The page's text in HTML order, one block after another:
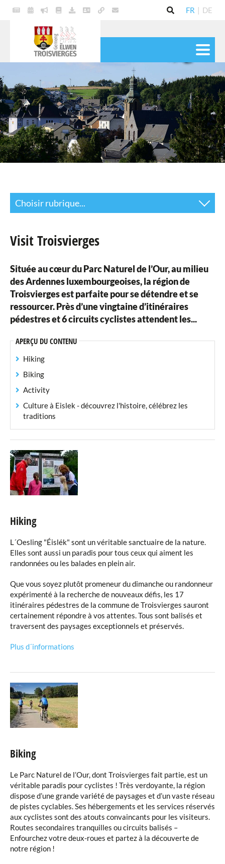
FR | DE
COMMUNE
SERVICES
VIE PRATIQUE
Choisir rubrique...
Jardin de l'Europe
Visit Troisvierges
Camping Troisvierges
Infrastructures sportives
Associations sportives
Associations locales
Musique
Grill Troisvierges "Op der Grillplatz"
Visit Troisvierges
Située au cœur du Parc Naturel de l’Our, au milieu
des Ardennes luxembourgeoises, la région de
Troisvierges est parfaite pour se détendre et se
ressourcer. Près d’une vingtaine d’itinéraires
pédestres et 6 circuits cyclistes attendent les...
APERÇU DU CONTENU
Hiking
Biking
Activity
Culture à Eislek - découvrez l'histoire, célébrez les
traditions
Hiking
L´Oesling "Éislék" sont un véritable sanctuaire de la nature.
Elles sont aussi un paradis pour tous ceux qui aiment les
randonnées ou les balades en plein air.
Que vous soyez plutôt promeneur du dimanche ou randonneur
expérimenté à la recherche de nouveaux défis, les 17
itinéraires pédestres de la commune de Troisvierges sauront
certainement répondre à vos attentes. Tous sont balisés et
traversent des paysages exceptionnels et préservés.
Plus d´informations
Biking
Le Parc Naturel de l’Our, dont Troisvierges fait partie, est un
véritable paradis pour cyclistes ! Très verdoyante, la région
dispose d’une grande variété de paysages et d’un vaste réseau
de pistes cyclables. Ses hébergements et les services réservés
aux cyclistes sont des atouts convaincants pour les visiteurs.
Routes secondaires tranquilles ou circuits balisés –
Enfourchez votre deux-roues et partez à la découverte de
notre région !